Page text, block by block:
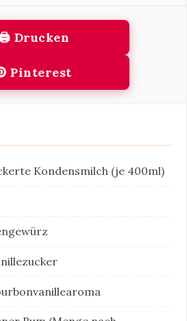
Drucken
Pinterest
Kondensmilch (je 400ml)